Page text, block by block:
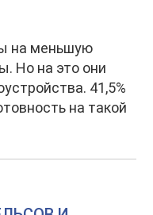
на меньшую
Но на это они
41,5%
на такой